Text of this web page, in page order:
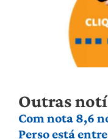
Outras
Com nota 8,6
Perso está